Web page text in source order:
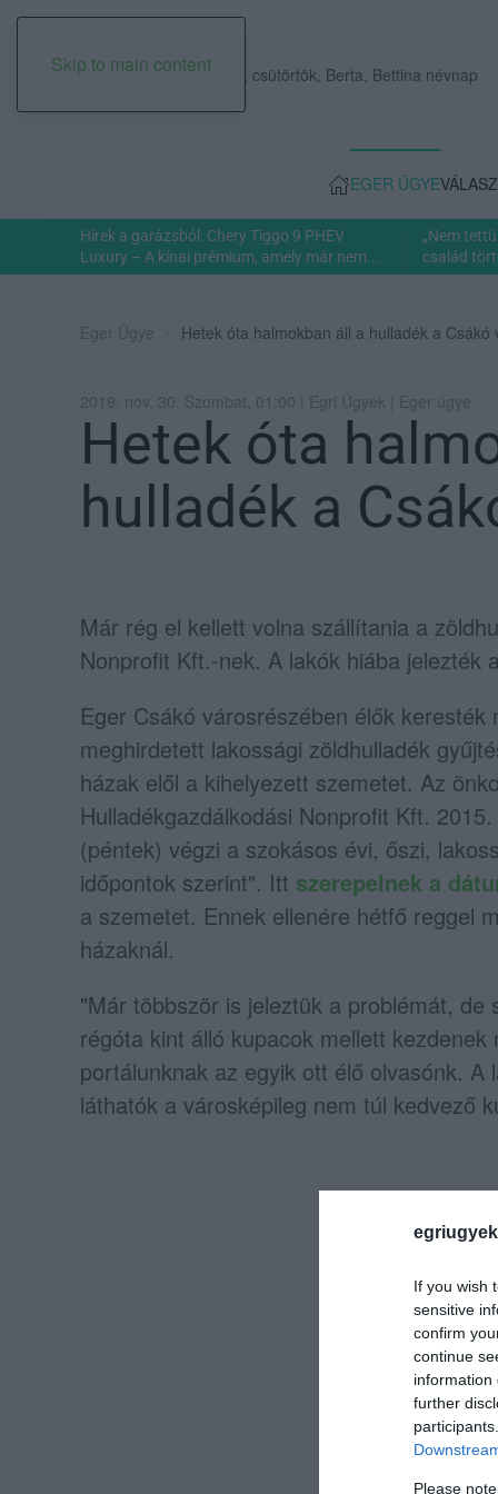
If you wish
sensitive
confirm
continue
information
further
Please
Skip to main content
2026. augusztus 06., csütörtök, Berta, Bettina névnap
EGER ÜGYE
Hírek a garázsból: Chery Tiggo 9 PHEV
Luxury – A kínai prémium, amely már nem...
„Nem
család
Eger Ügye Hetek óta halmokban áll a hulladék a Csákó
2019. nov. 30. Szombat, 01:00 | Egri Ügyek | Eger ügye
Hetek óta
hulladék a
Már rég el kellett volna szállítania a
Nonprofit Kft.-nek. A lakók hiába jelezték
Eger Csákó városrészében élők
meghirdetett lakossági zöldhulladék
házak elől a kihelyezett szemetet. Az
Hulladékgazdálkodási Nonprofit Kft.
(péntek) végzi a szokásos évi, őszi,
időpontok szerint". Itt szerepelnek a
a szemetet. Ennek ellenére hétfő reggel
házaknál.
"Már többször is jeleztük a problémát,
régóta kint álló kupacok mellett
portálunknak az egyik ott élő olvasónk.
láthatók a városképileg nem túl kedvező